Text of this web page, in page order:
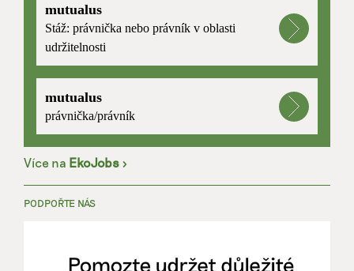
mutualus
Stáž: právnička nebo právník v oblasti
udržitelnosti
mutualus
právnička/právník
Více na EkoJobs >
PODPOŘTE NÁS